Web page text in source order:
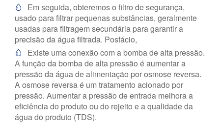

Em seguida, obteremos o filtro de segurança,
usado para filtrar pequenas substâncias, geralmente
usadas para filtragem secundária para garantir a
precisão da água filtrada. Posfácio,

Existe uma conexão com a bomba de alta pressão.
A função da bomba de alta pressão é aumentar a
pressão da água de alimentação por osmose reversa.
A osmose reversa é um tratamento acionado por
pressão. Aumentar a pressão de entrada melhora a
eficiência do produto ou do rejeito e a qualidade da
água do produto (TDS).